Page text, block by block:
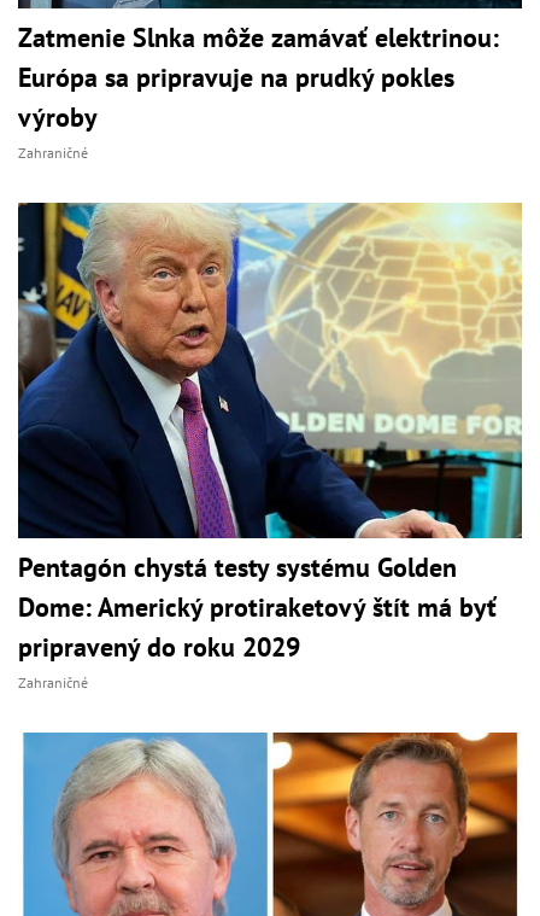
Zatmenie Slnka môže zamávať elektrinou:
Európa sa pripravuje na prudký pokles
výroby
Zahraničné
Pentagón chystá testy systému Golden
Dome: Americký protiraketový štít má byť
pripravený do roku 2029
Zahraničné